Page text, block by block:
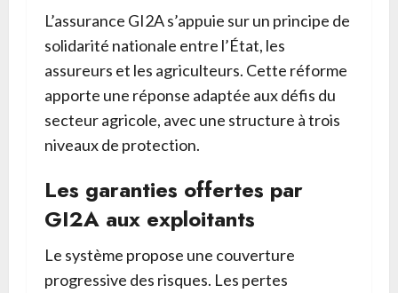
L’assurance GI2A s’appuie sur un principe de
solidarité nationale entre l’État, les
assureurs et les agriculteurs. Cette réforme
apporte une réponse adaptée aux défis du
secteur agricole, avec une structure à trois
niveaux de protection.
Les garanties offertes par
GI2A aux exploitants
Le système propose une couverture
progressive des risques. Les pertes